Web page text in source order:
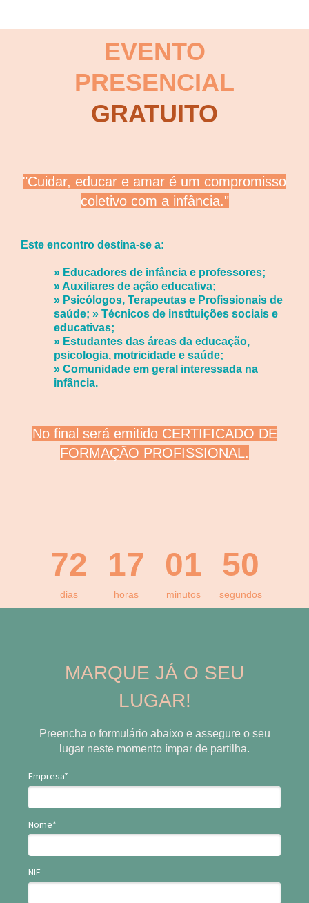
EVENTO
PRESENCIAL
GRATUITO
"Cuidar, educar e amar é um compromisso
coletivo com a infância."
Este encontro destina-se a:
» Ed ucadores de infância e professores;
» Auxiliares de ação educativa;
» Psicólogos, Terapeutas e Profissionais de
saúde; » Técnicos de instituições sociais e
educativas;
» Estudantes das áreas da educação,
psicologia, motricidade e saúde;
» Comunidade em geral interessada na
infância.
No final será emitido CERTIFICADO DE
FORMAÇÃO PROFISSIONAL.
72
dias
17
horas
01
minutos
50
segundos
MARQUE JÁ O SEU
LUGAR!
Preencha o formulário abaixo e assegure o seu
lugar neste momento ímpar de partilha.
Empresa*
Nome*
NIF